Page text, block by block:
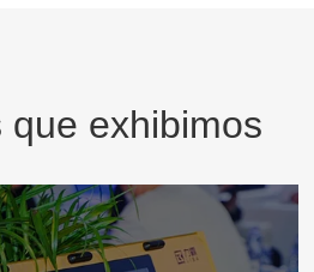
que exhibimos